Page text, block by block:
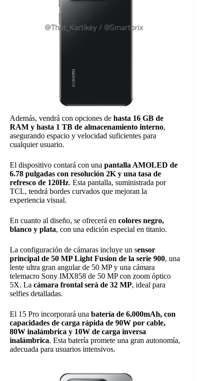
Además, vendrá con opciones de hasta 16 GB de
RAM y hasta 1 TB de almacenamiento interno,
asegurando espacio y velocidad suficientes para
cualquier usuario.
El dispositivo contará con una pantalla AMOLED de
6.78 pulgadas con resolución 2K y una tasa de
refresco de 120Hz. Esta pantalla, suministrada por
TCL, tendrá bordes curvados que mejoran la
experiencia visual.
En cuanto al diseño, se ofrecerá en colores negro,
blanco y plata, con una edición especial en titanio.
La configuración de cámaras incluye un sensor
principal de 50 MP Light Fusion de la serie 900, una
lente ultra gran angular de 50 MP y una cámara
telemacro Sony IMX858 de 50 MP con zoom óptico
5X. La cámara frontal será de 32 MP, ideal para
selfies detalladas.
El 15 Pro incorporará una batería de 6,000mAh, con
capacidades de carga rápida de 90W por cable,
80W inalámbrica y 10W de carga inversa
inalámbrica. Esta batería promete una gran autonomía,
adecuada para usuarios intensivos.